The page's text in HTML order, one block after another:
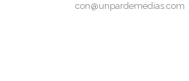
con@unpardemedias.com